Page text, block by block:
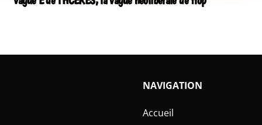
NAVIGATION
Accueil